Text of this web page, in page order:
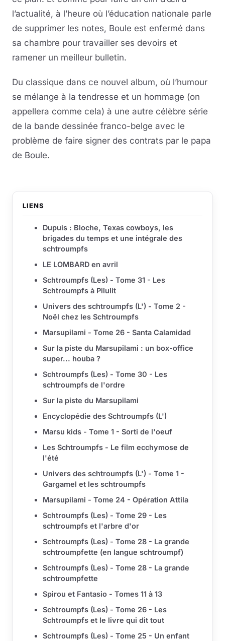
l’actualité, à l’heure où l’éducation nationale parle
de supprimer les notes, Boule est enfermé dans
sa chambre pour travailler ses devoirs et
ramener un meilleur bulletin.
Du classique dans ce nouvel album, où l’humour
se mélange à la tendresse et un hommage (on
appellera comme cela) à une autre célèbre série
de la bande dessinée franco-belge avec le
problème de faire signer des contrats par le papa
de Boule.
LIENS
Dupuis : Bloche, Texas cowboys, les
brigades du temps et une intégrale des
schtroumpfs
LE LOMBARD en avril
Schtroumpfs (Les) - Tome 31 - Les
Schtroumpfs à Pilulit
Univers des schtroumpfs (L') - Tome 2 -
Noël chez les Schtroumpfs
Marsupilami - Tome 26 - Santa Calamidad
Sur la piste du Marsupilami : un box-office
super... houba ?
Schtroumpfs (Les) - Tome 30 - Les
schtroumpfs de l'ordre
Sur la piste du Marsupilami
Encyclopédie des Schtroumpfs (L')
Marsu kids - Tome 1 - Sorti de l'oeuf
Les Schtroumpfs - Le film ecchymose de
l'été
Univers des schtroumpfs (L') - Tome 1 -
Gargamel et les schtroumpfs
Marsupilami - Tome 24 - Opération Attila
Schtroumpfs (Les) - Tome 29 - Les
schtroumpfs et l'arbre d'or
Schtroumpfs (Les) - Tome 28 - La grande
schtroumpfette (en langue schtroumpf)
Schtroumpfs (Les) - Tome 28 - La grande
schtroumpfette
Spirou et Fantasio - Tomes 11 à 13
Schtroumpfs (Les) - Tome 26 - Les
Schtroumpfs et le livre qui dit tout
Schtroumpfs (Les) - Tome 25 - Un enfant